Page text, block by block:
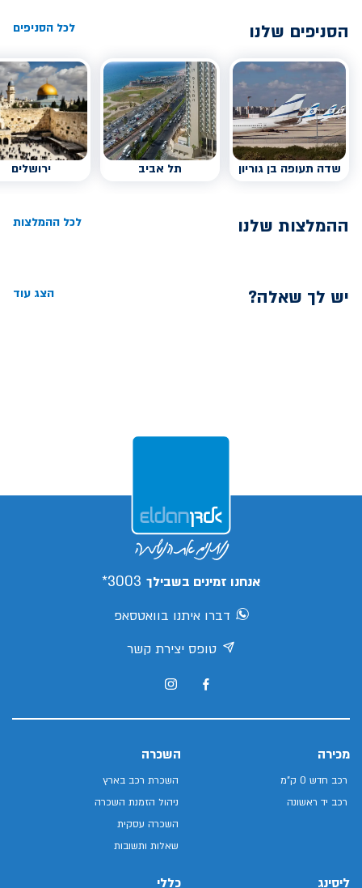
הסניפים שלנו לכל הסניפים
שדה תעופה בן גוריון תל אביב ירושלים
ההמלצות שלנו לכל ההמלצות
יש לך שאלה? הצג עוד
אנחנו זמינים בשבילך 3003*
דברו איתנו בוואטסאפ
טופס יצירת קשר
מכירה
רכב חדש 0 ק"מ
רכב יד ראשונה
השכרה
השכרת רכב בארץ
ניהול הזמנת השכרה
השכרה עסקית
שאלות ותשובות
ליסינג כללי